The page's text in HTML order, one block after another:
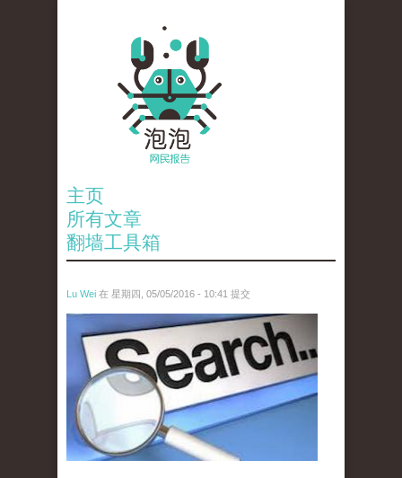
主页
所有文章
翻墙工具箱
Lu Wei 在 星期四, 05/05/2016 - 10:41 提交
wen_tou_tu_3.jpeg